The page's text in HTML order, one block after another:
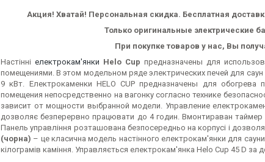
Акция! Хватай! Персональная скидка. Бесплатная
Только оригинальные электрические
При покупке товаров у нас, Вы
Настінніелектрокам'янки Helo Cup предназначены для
помещениями. В этом модельном ряде электрических печей для
9 кВт. Електрокаменки HELO CUP предназначены для
помещения непосредственно на вагонку согласно технике
зависит от мощности выбранной модели. Управление
дозволяє безперервно працювати до 4 годин. Вмонтираван
Панель управління розташована безпосередньо на корпусі і
(чорна) – це класична модель настінного електрокам'янки для
кілограмів каміння. Управляється електрокам'янка Helo Cup 45 D за